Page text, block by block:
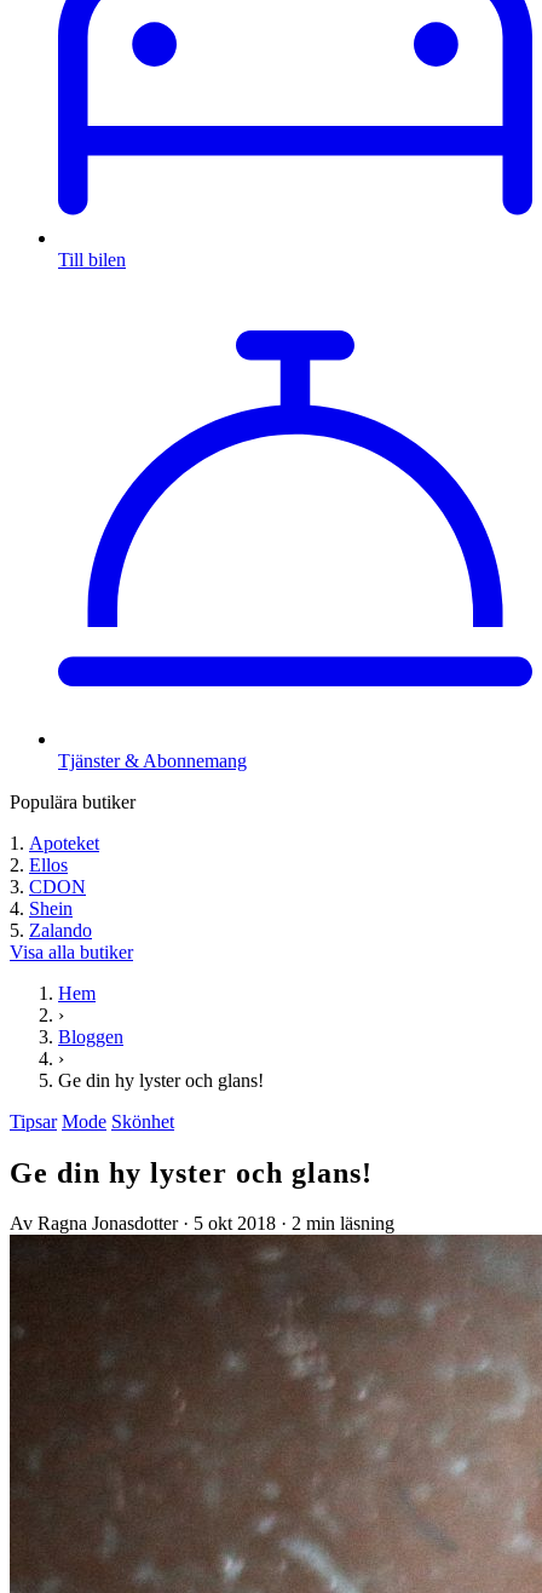
Till bilen
Tjänster & Abonnemang
Populära butiker
Apoteket
Ellos
CDON
Shein
Zalando
Visa alla butiker
Hem
›
Bloggen
›
Ge din hy lyster och glans!
Tipsar Mode Skönhet
Ge din hy lyster och glans!
Av Ragna Jonasdotter · 5 okt 2018 · 2 min läsning